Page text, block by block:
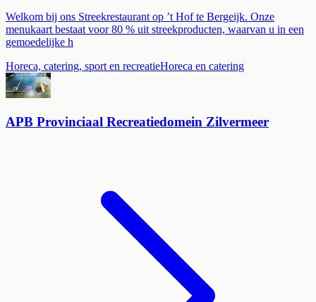
Welkom bij ons Streekrestaurant op ’t Hof te Bergeijk. Onze
menukaart bestaat voor 80 % uit streekproducten, waarvan u in een
gemoedelijke h
Horeca, catering, sport en recreatieHoreca en catering
APB Provinciaal Recreatiedomein Zilvermeer